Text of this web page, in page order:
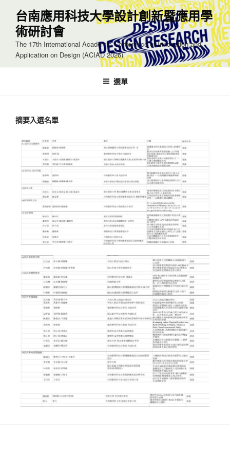
台南應用科技大學設計創新暨應用學
術研討會
The 17th International Academic Conference of Innovation and
Application on Design (ACIAD 2026)
選單
摘要入選名單